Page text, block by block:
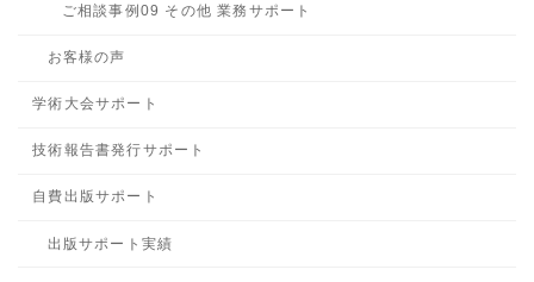
ご相談事例09 その他 業務サポート
お客様の声
学術大会サポート
技術報告書発行サポート
自費出版サポート
出版サポート実績